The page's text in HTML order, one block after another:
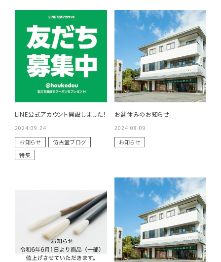
LINE公式アカウント開設しました！
2024.09.24
お知らせ
仿古堂ブログ
特集
お盆休みのお知らせ
2024.08.09
お知らせ